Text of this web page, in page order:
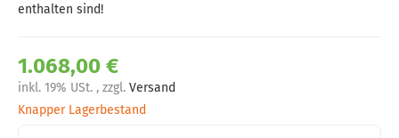
enthalten sind!
1.068,00 €
inkl. 19% USt. , zzgl. Versand
Knapper Lagerbestand